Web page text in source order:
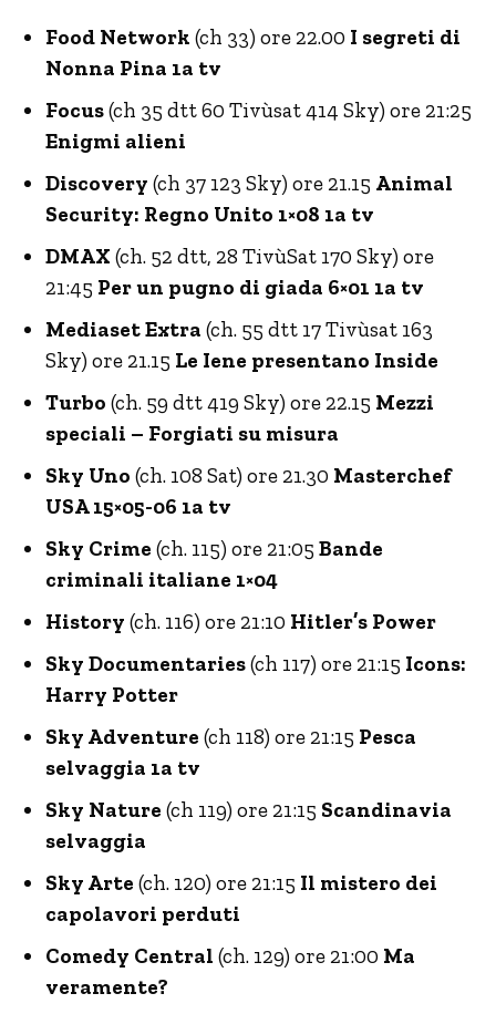
Food Network (ch 33) ore 22.00 I segreti di
Nonna Pina 1a tv
Focus(ch 35 dtt 60 Tivùsat 414 Sky) ore 21:25
Enigmi alieni
Discovery (ch 37 123 Sky) ore 21.15 Animal
Security: Regno Unito 1×08 1a tv
DMAX (ch. 52 dtt, 28 TivùSat 170 Sky) ore
21:45 Per un pugno di giada 6×01 1a tv
Mediaset Extra (ch. 55 dtt 17 Tivùsat 163
Sky) ore 21.15 Le Iene presentano Inside
Turbo (ch. 59 dtt 419 Sky) ore 22.15 Mezzi
speciali – Forgiati su misura
Sky Uno (ch. 108 Sat) ore 21.30 Masterchef
USA 15×05-06 1a tv
Sky Crime (ch. 115) ore 21:05 Bande
criminali italiane 1×04
History (ch. 116) ore 21:10 Hitler’s Power
Sky Documentaries(ch 117) ore 21:15 Icons:
Harry Potter
Sky Adventure (ch 118) ore 21:15 Pesca
selvaggia 1a tv
Sky Nature (ch 119) ore 21:15 Scandinavia
selvaggia
Sky Arte (ch. 120) ore 21:15 Il mistero dei
capolavori perduti
Comedy Central (ch. 129) ore 21:00 Ma
veramente?